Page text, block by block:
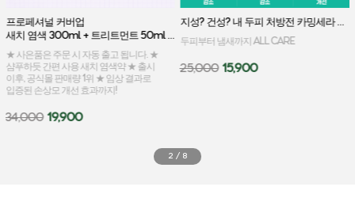
프로페셔널 커버업
새치 염색 300ml + 트리트먼트 50ml 증정
★ 사은품은 주문 시 자동 출고 됩니다. ★
샴푸하듯 간편 사용 새치 염색약 ★ 출시
이후, 공식몰 판매량 1위 ★ 임상 결과로
입증된 손상모 개선 효과까지!
34,000 19,900
지성? 건성? 내 두피 처방전 카밍세라 골라담기
두피부터 냄새까지 ALL CARE
25,000 15,900
2 / 8